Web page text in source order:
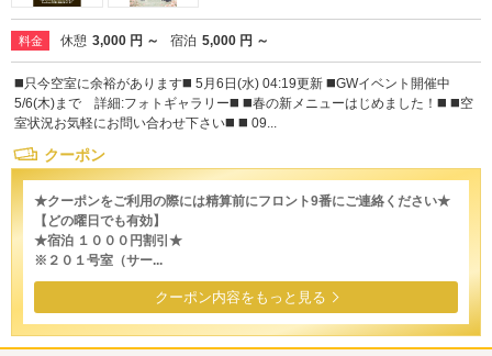
料金 休憩 3,000 円 ～ 宿泊 5,000 円 ～
◼️只今空室に余裕があります◼️ 5月6日(水) 04:19更新 ◼️GWイベント開催中
5/6(木)まで 詳細:フォトギャラリー◼️ ◼️春の新メニューはじめました！◼️ ◼️空
室状況お気軽にお問い合わせ下さい◼️ ◼️ 09...
クーポン
★クーポンをご利用の際には精算前にフロント9番にご連絡ください★
【どの曜日でも有効】
★宿泊 １０００円割引★
※２０１号室（サー...
クーポン内容をもっと見る